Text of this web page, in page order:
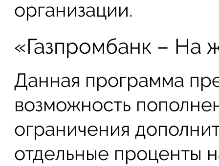
организации.
«Газпромбанк – На
Данная программа
возможность
ограничения
отдельные проценты